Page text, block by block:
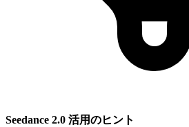
Seedance 2.0 活用のヒント